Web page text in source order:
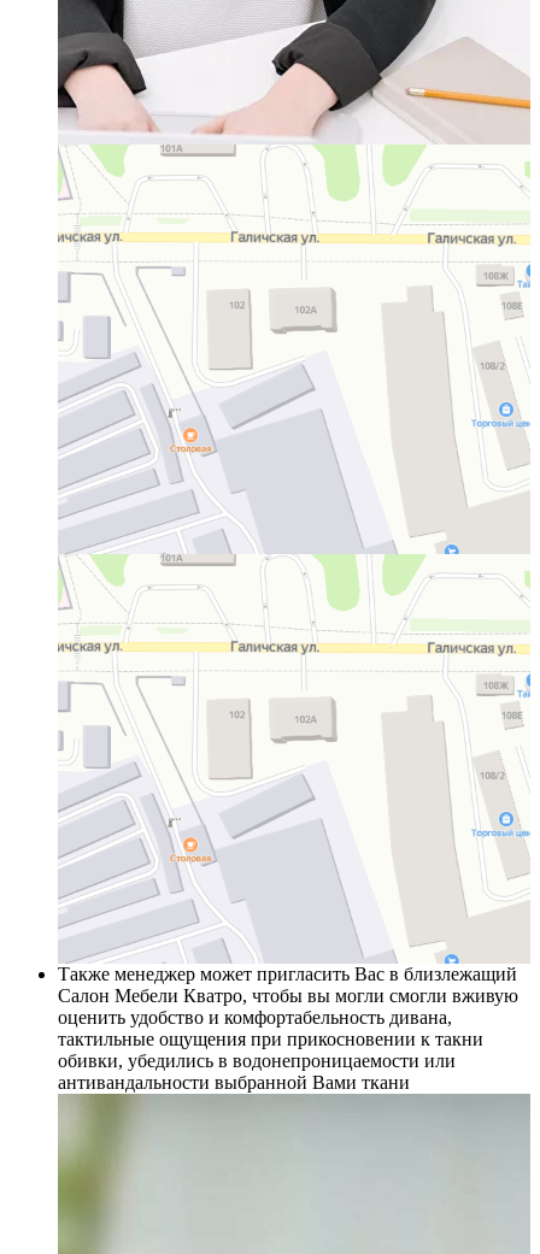
Также менеджер может пригласить Вас в близлежащий
Салон Мебели Кватро, чтобы вы могли смогли вживую
оценить удобство и комфортабельность дивана,
тактильные ощущения при прикосновении к такни
обивки, убедились в водонепроницаемости или
антивандальности выбранной Вами ткани